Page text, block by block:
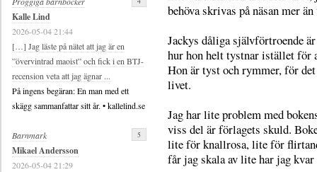
behöva skrivas på näsan mer
Jackys dåliga självförtroende
hur hon helt tystnar istället för
Hon är tyst och rymmer, för
livet.
Jag har lite problem med
viss del är förlagets skuld.
lite för knallrosa, lite för
får jag skala av lite har jag
Kalle Lind
2026-05-04 21:44
[…] Jag läste på nätet att jag är en
”övervintrad maoist” och fick i en BTJ-
recension veta att jag ägnar ...
På ingens begäran: En man med ett
skägg sammanfattar sitt år. • kallelind.se
Barnmark
Mikael Andersson
2026-05-04 21:29
5